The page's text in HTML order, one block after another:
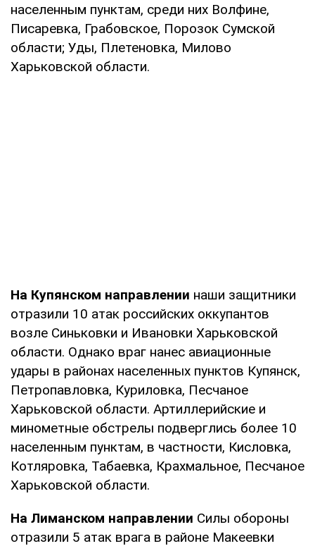
населенным пунктам, среди них Волфине,
Писаревка, Грабовское, Порозок Сумской
области; Уды, Плетеновка, Милово
Харьковской области.
На Купянском направлении наши защитники
отразили 10 атак российских оккупантов
возле Синьковки и Ивановки Харьковской
области. Однако враг нанес авиационные
удары в районах населенных пунктов Купянск,
Петропавловка, Куриловка, Песчаное
Харьковской области. Артиллерийские и
минометные обстрелы подверглись более 10
населенным пунктам, в частности, Кисловка,
Котляровка, Табаевка, Крахмальное, Песчаное
Харьковской области.
На Лиманском направлении Силы обороны
отразили 5 атак врага в районе Макеевки